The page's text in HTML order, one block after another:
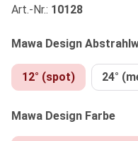
Art.-Nr.: 10128
Mawa Design
12° (spot) 24°
Mawa Design Farbe